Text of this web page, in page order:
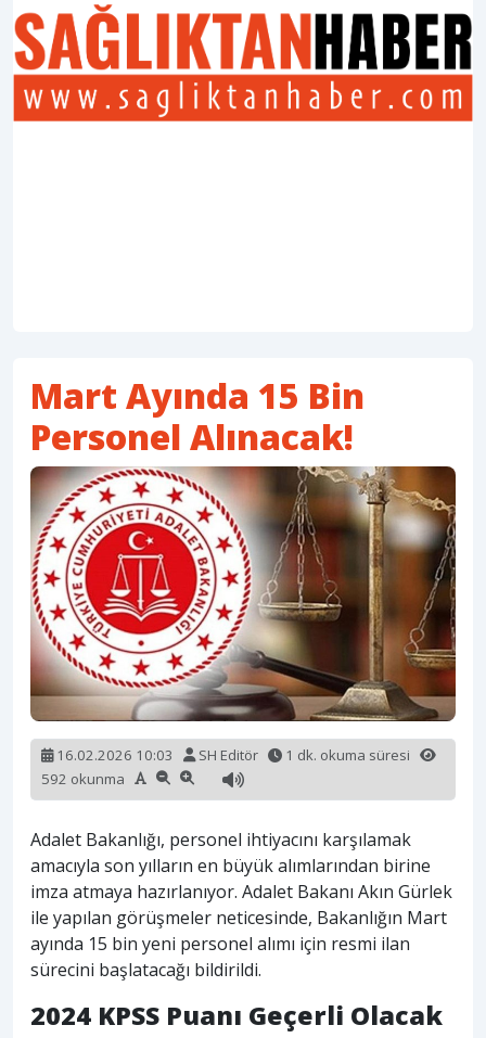
Mart Ayında 15 Bin
Personel Alınacak!
16.02.2026 10:03 SH Editör
1 dk. okuma süresi
592 okunma
Adalet Bakanlığı, personel ihtiyacını karşılamak
amacıyla son yılların en büyük alımlarından birine
imza atmaya hazırlanıyor. Adalet Bakanı Akın Gürlek
ile yapılan görüşmeler neticesinde, Bakanlığın Mart
ayında 15 bin yeni personel alımı için resmi ilan
sürecini başlatacağı bildirildi.
2024 KPSS Puanı Geçerli Olacak